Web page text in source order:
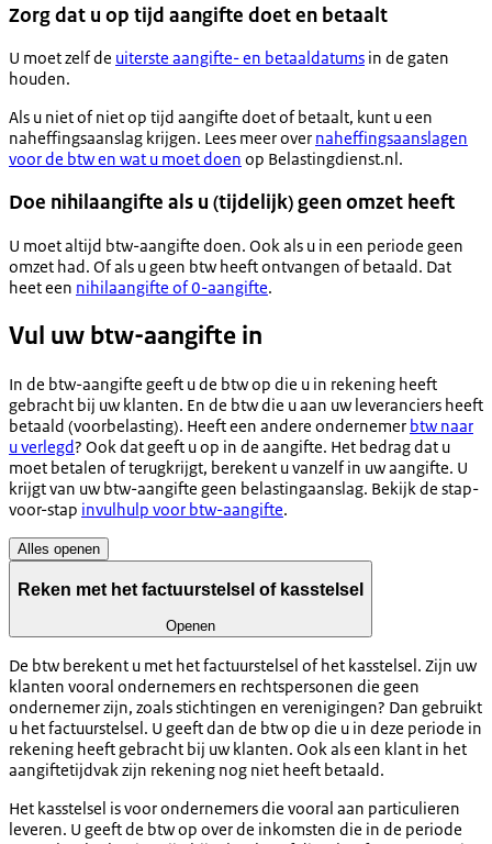
Zorg dat u op tijd aangifte doet en betaalt
U moet zelf de uiterste aangifte- en betaaldatums in de gaten
houden.
Als u niet of niet op tijd aangifte doet of betaalt, kunt u een
naheffingsaanslag krijgen. Lees meer over naheffingsaanslagen
voor de btw en wat u moet doen op Belastingdienst.nl.
Doe nihilaangifte als u (tijdelijk) geen omzet heeft
U moet altijd btw-aangifte doen. Ook als u in een periode geen
omzet had. Of als u geen btw heeft ontvangen of betaald. Dat
heet een nihilaangifte of 0-aangifte.
Vul uw btw-aangifte in
In de btw-aangifte geeft u de btw op die u in rekening heeft
gebracht bij uw klanten. En de btw die u aan uw leveranciers heeft
betaald (voorbelasting). Heeft een andere ondernemer btw naar
u verlegd? Ook dat geeft u op in de aangifte. Het bedrag dat u
moet betalen of terugkrijgt, berekent u vanzelf in uw aangifte. U
krijgt van uw btw-aangifte geen belastingaanslag. Bekijk de stap-
voor-stap invulhulp voor btw-aangifte.
Alles openen
Reken met het factuurstelsel of kasstelsel
Openen
De btw berekent u met het factuurstelsel of het kasstelsel. Zijn uw
klanten vooral ondernemers en rechtspersonen die geen
ondernemer zijn, zoals stichtingen en verenigingen? Dan gebruikt
u het factuurstelsel. U geeft dan de btw op die u in deze periode in
rekening heeft gebracht bij uw klanten. Ook als een klant in het
aangiftetijdvak zijn rekening nog niet heeft betaald.
Het kasstelsel is voor ondernemers die vooral aan particulieren
leveren. U geeft de btw op over de inkomsten die in de periode